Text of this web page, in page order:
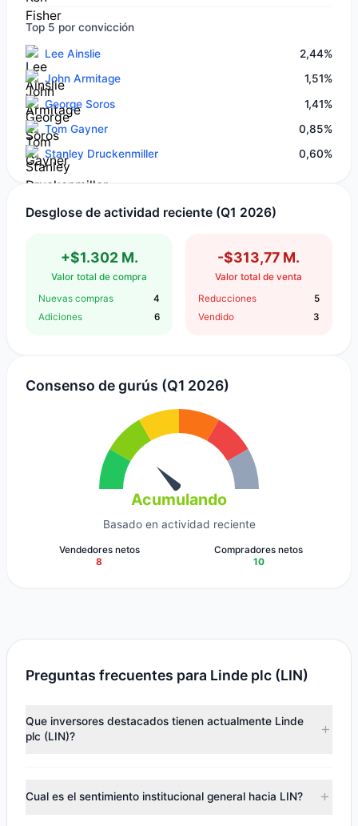
Top 5 por convicción
Lee Ainslie
2,44%
John Armitage
1,51%
George Soros
1,41%
Tom Gayner
0,85%
Stanley Druckenmiller
0,60%
Desglose de actividad reciente (Q1 2026)
+$1.302 M.
Valor total de compra
Nuevas compras
4
Adiciones
6
-$313,77 M.
Valor total de venta
Reducciones
5
Vendido
3
Consenso de gurús (Q1 2026)
Acumulando
Basado en actividad reciente
Vendedores netos
8
Compradores netos
10
Preguntas frecuentes para Linde plc (LIN)
Que inversores destacados tienen actualmente Linde
plc (LIN)?
Technologies (RenTech)
(312,24 M.$), Cliff Asness (271,69
Cual es el sentimiento institucional general hacia LIN?